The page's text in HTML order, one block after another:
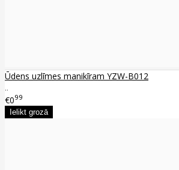
Ūdens uzlīmes manikīram YZW-B012
..
€099